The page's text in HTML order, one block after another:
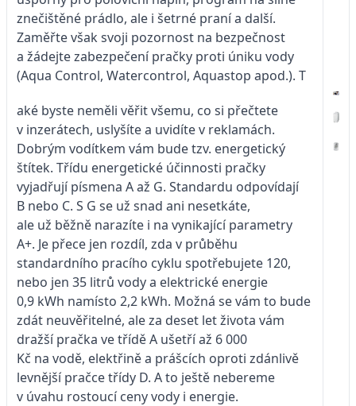
znečištěné prádlo, ale i šetrné praní a další.
Zaměřte však svoji pozornost na bezpečnost
a žádejte zabezpečení pračky proti úniku vody
(Aqua Control, Watercontrol, Aquastop apod.). T
aké byste neměli věřit všemu, co si přečtete
v inzerátech, uslyšíte a uvidíte v reklamách.
Dobrým vodítkem vám bude tzv. energetický
štítek. Třídu energetické účinnosti pračky
vyjadřují písmena A až G. Standardu odpovídají
B nebo C. S G se už snad ani nesetkáte,
ale už běžně narazíte i na vynikající parametry
A+. Je přece jen rozdíl, zda v průběhu
standardního pracího cyklu spotřebujete 120,
nebo jen 35 litrů vody a elektrické energie
0,9 kWh namísto 2,2 kWh. Možná se vám to bude
zdát neuvěřitelné, ale za deset let života vám
dražší pračka ve třídě A ušetří až 6 000
Kč na vodě, elektřině a prášcích oproti zdánlivě
levnější pračce třídy D. A to ještě nebereme
v úvahu rostoucí ceny vody i energie.